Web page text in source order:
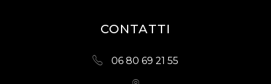
CONTATTI
06 80 69 21 55